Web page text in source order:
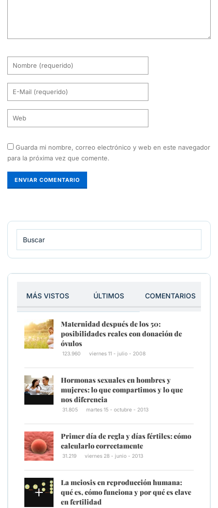
Guarda mi nombre, correo electrónico y web en este navegador
para la próxima vez que comente.
MÁS VISTOS ÚLTIMOS COMENTARIOS
Maternidad después de los 50:
posibilidades reales con donación de
óvulos
123.960 viernes 11 - julio - 2008
Hormonas sexuales en hombres y
mujeres: lo que compartimos y lo que
nos diferencia
31.805 martes 15 - octubre - 2013
Primer día de regla y días fértiles: cómo
calcularlo correctamente
31.219 viernes 28 - junio - 2013
La meiosis en reproducción humana:
qué es, cómo funciona y por qué es clave
en fertilidad